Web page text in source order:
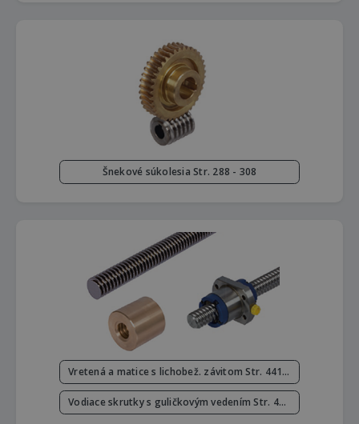
Šnekové súkolesia Str. 288 - 308
Vretená a matice s lichobež. závitom Str. 441 - 453
Vodiace skrutky s guličkovým vedením Str. 454 - 458